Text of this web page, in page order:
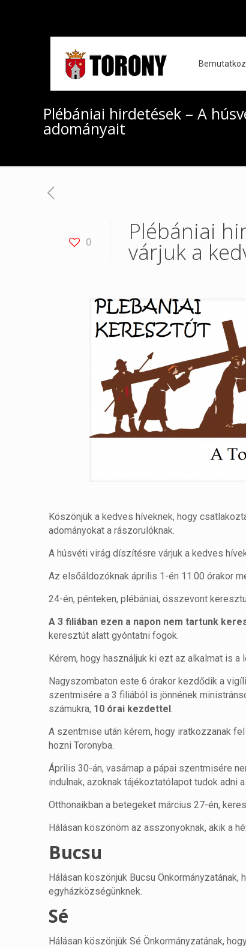
Plébániai hirdetések – A
adományait
0 Plébániai
várjuk a
Köszönjük a kedves híveknek, hogy
adományokat a rászorulóknak.
A húsvéti virág díszítésre várjuk a kedves
Az elsőáldozóknak április 1-én 11.00 órakor
24-én, pénteken, plébániai, összevont
A 3 filiában ezen a napon nem tartunk
keresztút alatt gyóntatni fogok.
Kérem, hogy használjuk ki ezt az alkalmat is a
Nagyszombaton este 6 órakor kezdődik a
szentmisére a 3 filiából is jönnének
számukra, 10 órai kezdettel.
A szentmise után kérem, hogy iratkozzanak
hozni Toronyba.
Április 30-án, vasárnap a pápai szentmisére
indulnak, azoknak tájékoztatólapot tudok adni
Otthonaikban a betegeket március 27-én,
Hálásan köszönöm az asszonyoknak, akik a
Bucsu
Hálásan köszönjük Bucsu
egyházközségünknek.
Sé
Hálásan köszönjük Sé Önkormányzatának,